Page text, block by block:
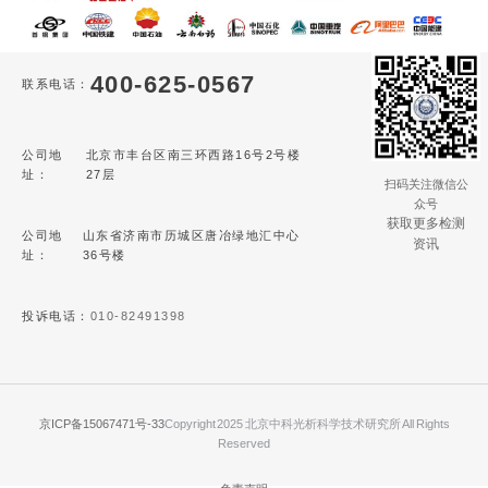
联系电话： 400-625-0567
公司地
址：
北京市丰台区南三环西路16号2号楼
27层
公司地
址：
山东省济南市历城区唐冶绿地汇中心
36号楼
投诉电话： 010-82491398
扫码关注微信公
众号
获取更多检测
资讯
京ICP备15067471号-33Copyright 2025 北京中科光析科学技术研究所 All Rights
Reserved